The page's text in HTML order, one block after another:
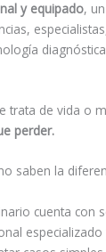
y equipado,
trata de vida o
perder.
saben la
cuenta con